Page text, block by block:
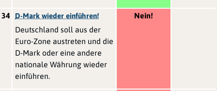
34 D-Mark wieder einführen!
Deutschland soll aus der
Euro-Zone austreten und die
D-Mark oder eine andere
nationale Währung wieder
einführen.
Nein!